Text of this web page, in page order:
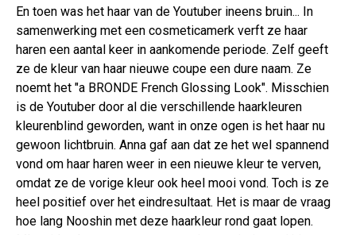
En toen was het haar van de Youtuber ineens bruin... In
samenwerking met een cosmeticamerk verft ze haar
haren een aantal keer in aankomende periode. Zelf geeft
ze de kleur van haar nieuwe coupe een dure naam. Ze
noemt het "a BRONDE French Glossing Look". Misschien
is de Youtuber door al die verschillende haarkleuren
kleurenblind geworden, want in onze ogen is het haar nu
gewoon lichtbruin. Anna gaf aan dat ze het wel spannend
vond om haar haren weer in een nieuwe kleur te verven,
omdat ze de vorige kleur ook heel mooi vond. Toch is ze
heel positief over het eindresultaat. Het is maar de vraag
hoe lang Nooshin met deze haarkleur rond gaat lopen.